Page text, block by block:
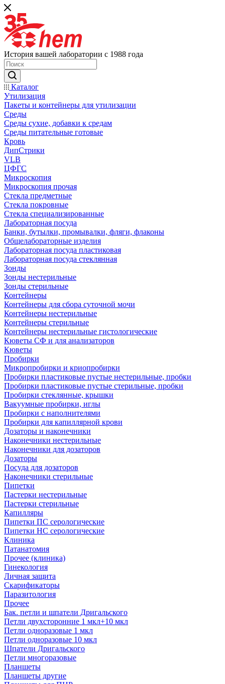
История вашей лаборатории с 1988 года
Каталог
Утилизация
Пакеты и контейнеры для утилизации
Среды
Среды сухие, добавки к средам
Среды питательные готовые
Кровь
ДипСтрики
VLB
ЦФГС
Микроскопия
Микроскопия прочая
Стекла предметные
Стекла покровные
Стекла специализированные
Лабораторная посуда
Банки, бутылки, промывалки, фляги, флаконы
Общелабораторные изделия
Лабораторная посуда пластиковая
Лабораторная посуда стеклянная
Зонды
Зонды нестерильные
Зонды стерильные
Контейнеры
Контейнеры для сбора суточной мочи
Контейнеры нестерильные
Контейнеры стерильные
Контейнеры нестерильные гистологические
Кюветы СФ и для анализаторов
Кюветы
Пробирки
Микропробирки и криопробирки
Пробирки пластиковые пустые нестерильные, пробки
Пробирки пластиковые пустые стерильные, пробки
Пробирки стеклянные, крышки
Вакуумные пробирки, иглы
Пробирки с наполнителями
Пробирки для капиллярной крови
Дозаторы и наконечники
Наконечники нестерильные
Наконечники для дозаторов
Дозаторы
Посуда для дозаторов
Наконечники стерильные
Пипетки
Пастерки нестерильные
Пастерки стерильные
Капилляры
Пипетки ПС серологические
Пипетки НС серологические
Клиника
Патанатомия
Прочее (клиника)
Гинекология
Личная защита
Скарификаторы
Паразитология
Прочее
Бак. петли и шпатели Дригальского
Петли двухсторонние 1 мкл+10 мкл
Петли одноразовые 1 мкл
Петли одноразовые 10 мкл
Шпатели Дригальского
Петли многоразовые
Планшеты
Планшеты другие